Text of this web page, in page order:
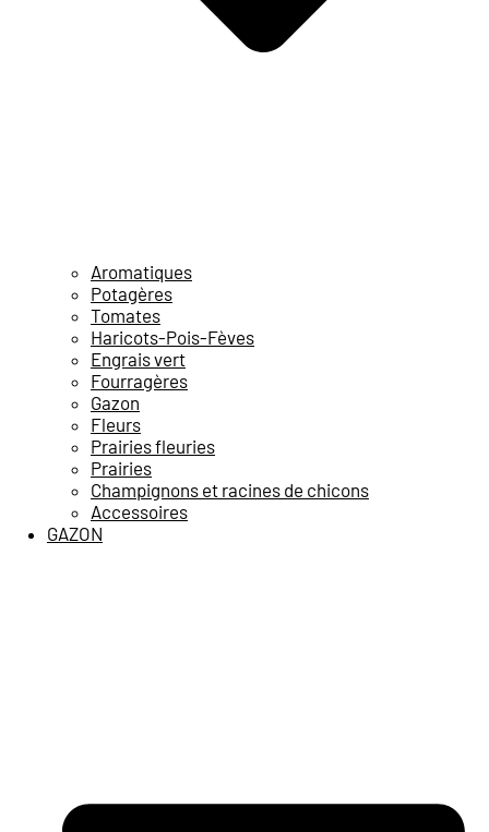
Aromatiques
Potagères
Tomates
Haricots-Pois-Fèves
Engrais vert
Fourragères
Gazon
Fleurs
Prairies fleuries
Prairies
Champignons et racines de chicons
Accessoires
GAZON